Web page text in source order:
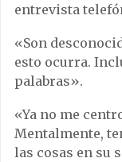
entrevista
«Son
esto ocurra.
palabras».
«Ya no me
Mentalmente,
las cosas en su